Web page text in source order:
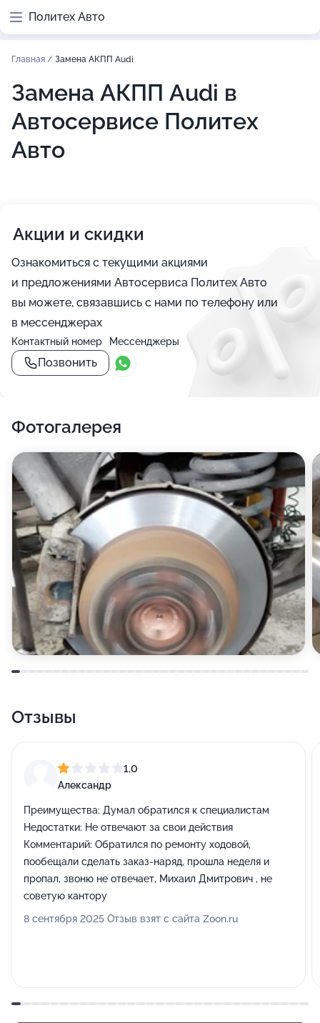
Политех Авто
Главная / Замена АКПП Audi
Замена АКПП Audi в
Автосервисе Политех
Авто
Акции и скидки
Ознакомиться с текущими акциями
и предложениями Автосервиса Политех Авто
вы можете, связавшись с нами по телефону или
в мессенджерах
Контактный номер
Позвонить
Мессенджеры
Фотогалерея
Отзывы
1,0
Александр
Преимущества: Думал обратился к специалистам
Недостатки: Не отвечают за свои действия
Комментарий: Обратился по ремонту ходовой,
пообещали сделать заказ-наряд, прошла неделя и
пропал, звоню не отвечает, Михаил Дмитрович , не
советую кантору
8 сентября 2025 Отзыв взят с сайта Zoon.ru